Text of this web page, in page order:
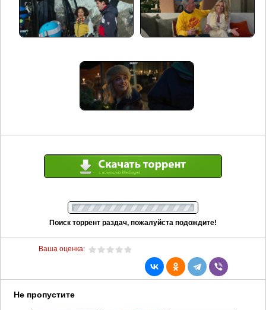
Поиск торрент раздач, пожалуйста подождите!
Ваша оценка:
Не пропустите